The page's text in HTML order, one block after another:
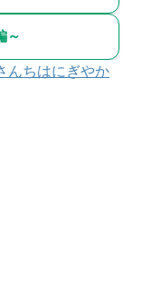
～
んちはにぎやか